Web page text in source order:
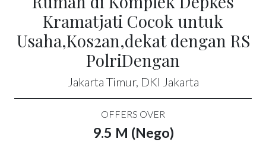
Kramatjati Cocok untuk
Usaha,Kos2an,dekat dengan RS
PolriDengan
Jakarta Timur, DKI Jakarta
OFFERS OVER
9.5 M (Nego)